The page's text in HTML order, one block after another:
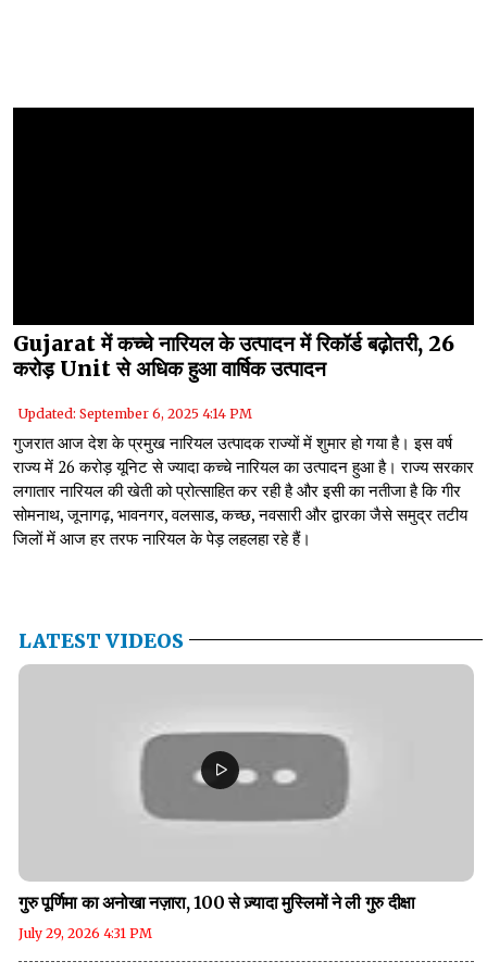
Gujarat में कच्चे नारियल के उत्पादन में रिकॉर्ड बढ़ोतरी, 26
करोड़ Unit से अधिक हुआ वार्षिक उत्पादन
Updated: September 6, 2025 4:14 PM
गुजरात आज देश के प्रमुख नारियल उत्पादक राज्यों में शुमार हो गया है। इस वर्ष
राज्य में 26 करोड़ यूनिट से ज्यादा कच्चे नारियल का उत्पादन हुआ है। राज्य सरकार
लगातार नारियल की खेती को प्रोत्साहित कर रही है और इसी का नतीजा है कि गीर
सोमनाथ, जूनागढ़, भावनगर, वलसाड, कच्छ, नवसारी और द्वारका जैसे समुद्र तटीय
जिलों में आज हर तरफ नारियल के पेड़ लहलहा रहे हैं।
LATEST VIDEOS
गुरु पूर्णिमा का अनोखा नज़ारा, 100 से ज़्यादा मुस्लिमों ने ली गुरु दीक्षा
July 29, 2026 4:31 PM